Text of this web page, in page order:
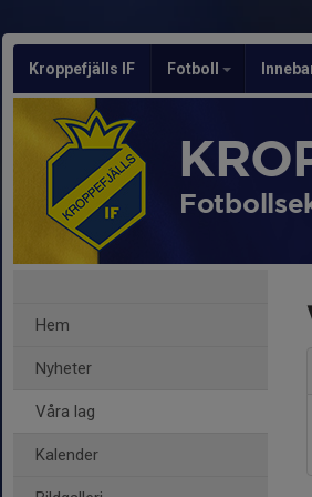
Kroppefjälls IF Fotboll
Hem
Nyheter
Våra lag
Kalender